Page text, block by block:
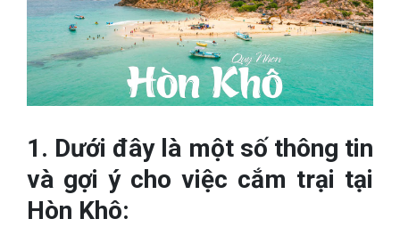
1. Dưới đây là một số thông tin
và gợi ý cho việc cắm trại tại
Hòn Khô: